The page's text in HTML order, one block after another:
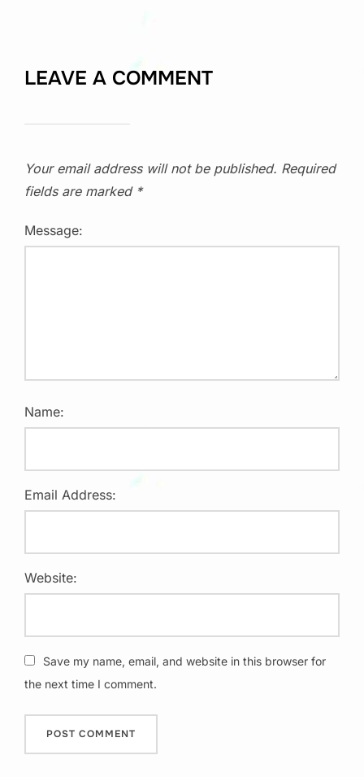
LEAVE A COMMENT
Your email address will not be published. Required
fields are marked *
Message:
Name:
Email Address:
Website:
Save my name, email, and website in this browser for
the next time I comment.